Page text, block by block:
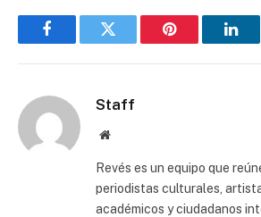
FacebookTwitter Pinterest
Staff
Website
Revés es un equipo que
periodistas culturales,
académicos y ciudadanos